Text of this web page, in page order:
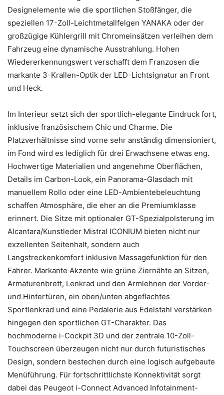
Designelemente wie die sportlichen Stoßfänger, die
speziellen 17-Zoll-Leichtmetallfelgen YANAKA oder der
großzügige Kühlergrill mit Chromeinsätzen verleihen dem
Fahrzeug eine dynamische Ausstrahlung. Hohen
Wiedererkennungswert verschafft dem Franzosen die
markante 3-Krallen-Optik der LED-Lichtsignatur an Front
und Heck.
Im Interieur setzt sich der sportlich-elegante Eindruck fort,
inklusive französischem Chic und Charme. Die
Platzverhältnisse sind vorne sehr anständig dimensioniert,
im Fond wird es lediglich für drei Erwachsene etwas eng.
Hochwertige Materialien und angenehme Oberflächen,
Details im Carbon-Look, ein Panorama-Glasdach mit
manuellem Rollo oder eine LED-Ambientebeleuchtung
schaffen Atmosphäre, die eher an die Premiumklasse
erinnert. Die Sitze mit optionaler GT-Spezialpolsterung im
Alcantara/Kunstleder Mistral ICONIUM bieten nicht nur
exzellenten Seitenhalt, sondern auch
Langstreckenkomfort inklusive Massagefunktion für den
Fahrer. Markante Akzente wie grüne Ziernähte an Sitzen,
Armaturenbrett, Lenkrad und den Armlehnen der Vorder-
und Hintertüren, ein oben/unten abgeflachtes
Sportlenkrad und eine Pedalerie aus Edelstahl verstärken
hingegen den sportlichen GT-Charakter. Das
hochmoderne i-Cockpit 3D und der zentrale 10-Zoll-
Touchscreen überzeugen nicht nur durch futuristisches
Design, sondern bestechen durch eine logisch aufgebaute
Menüführung. Für fortschrittlichste Konnektivität sorgt
dabei das Peugeot i-Connect Advanced Infotainment-